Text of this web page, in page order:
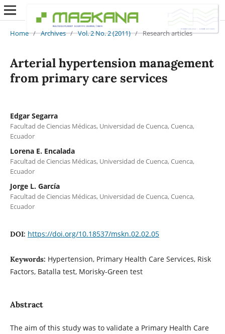
Home / Archives / Vol. 2 No. 2 (2011) / Research articles
Arterial hypertension management
from primary care services
Edgar Segarra
Facultad de Ciencias Médicas, Universidad de Cuenca, Cuenca,
Ecuador
Lorena E. Encalada
Facultad de Ciencias Médicas, Universidad de Cuenca, Cuenca,
Ecuador
Jorge L. García
Facultad de Ciencias Médicas, Universidad de Cuenca, Cuenca,
Ecuador
DOI: https://doi.org/10.18537/mskn.02.02.05
Keywords: Hypertension, Primary Health Care Services, Risk
Factors, Batalla test, Morisky-Green test
Abstract
The aim of this study was to validate a Primary Health Care